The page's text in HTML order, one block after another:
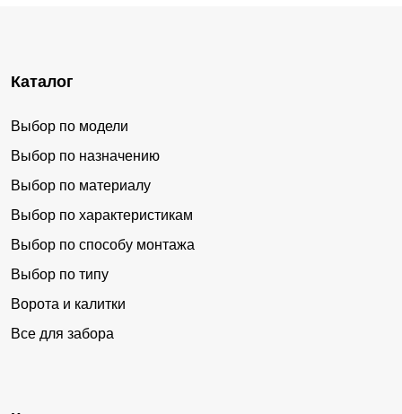
Каталог
Выбор по модели
Выбор по назначению
Выбор по материалу
Выбор по характеристикам
Выбор по способу монтажа
Выбор по типу
Ворота и калитки
Все для забора